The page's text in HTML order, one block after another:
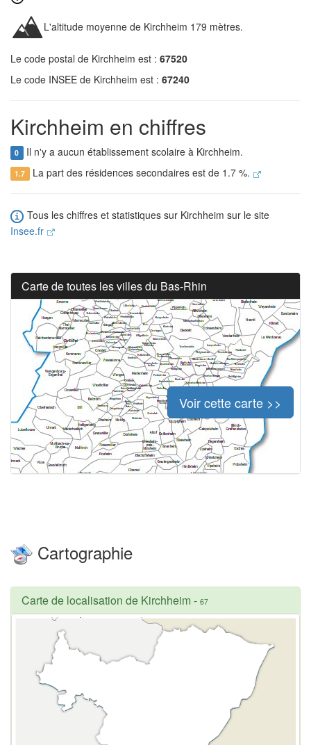
L'altitude moyenne de Kirchheim 179 mètres.
Le code postal de Kirchheim est : 67520
Le code INSEE de Kirchheim est : 67240
Kirchheim en chiffres
0 Il n'y a aucun établissement scolaire à Kirchheim.
1.7 La part des résidences secondaires est de 1.7 %.
Tous les chiffres et statistiques sur Kirchheim sur le site
Insee.fr
Carte de toutes les villes du Bas-Rhin
Voir cette carte >>
Cartographie
Carte de localisation de Kirchheim- 67